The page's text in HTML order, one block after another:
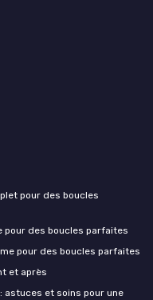
pour des boucles
pour des boucles parfaites
pour des boucles parfaites
et après
astuces et soins pour une